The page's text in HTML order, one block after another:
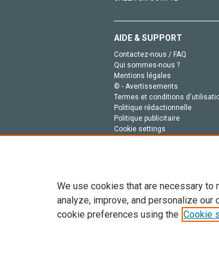
AIDE & SUPPORT
Contactez-nous / FAQ
Qui sommes-nous ?
Mentions légales
© - Avertissements
Termes et conditions
Politique rédactionnelle
Politique publicitaire
Cookie settings
Tout le contenu de ce site:
de données, a la formation en
We use cookies that are necessary to
analyze, improve, and personalize our
cookie preferences using the Cookie